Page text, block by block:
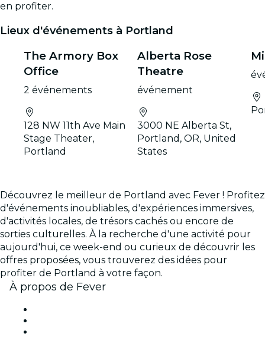
en profiter.
Lieux d'événements à Portland
The Armory Box
Office
2 événements
128 NW 11th Ave Main
Stage Theater,
Portland
Alberta Rose
Theatre
événement
3000 NE Alberta St,
Portland, OR, United
States
Découvrez le meilleur de Portland avec Fever ! Profitez
d'événements inoubliables, d'expériences immersives,
d'activités locales, de trésors cachés ou encore de
sorties culturelles. À la recherche d'une activité pour
aujourd'hui, ce week-end ou curieux de découvrir les
offres proposées, vous trouverez des idées pour
profiter de Portland à votre façon.
À propos de Fever